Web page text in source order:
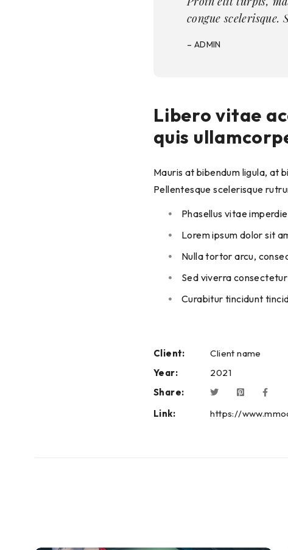
congue
– ADMIN
Libero vitae
quis
Mauris at bibendum ligula, at
Pellentesque scelerisque
Phasellus vitae
Lorem ipsum dolor sit
Nulla tortor arcu,
Sed viverra
Curabitur tincidunt
Client:
Client name
Year:
2021
Share:
Link:
https://